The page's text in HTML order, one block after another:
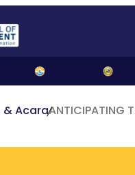
& AcaraANTICIPATING